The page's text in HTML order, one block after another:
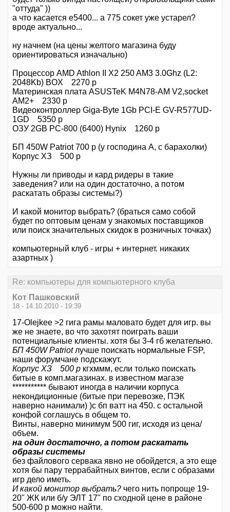
"оттуда" ))
а что касается е5400... а 775 сокет уже устарел?
вроде актуально...
ну начнем (на цены желтого магазина буду
ориентироваться изначально)
Процессор AMD Athlon II X2 250 AM3 3.0Ghz (L2:
2048Kb) BOX 2270 р
Материнская плата ASUSTeK M4N78-AM V2,socket
AM2+ 2330 р
Видеоконтроллер Giga-Byte 1Gb PCI-E GV-R577UD-
1GD 5350 р
ОЗУ 2GB PC-800 (6400) Hynix 1260 р
БП 450W Patriot 700 р (у господина А, с барахолки)
Корпус ХЗ 500 р
Нужны ли приводы и кард ридеры в такие
заведения? или на один достаточно, а потом
раскатать образы системы?)
И какой монитор выбрать? (браться само собой
будет по оптовым ценам у знакомых поставщиков
или поиск значительных скидок в розничных точках)
компьютерный клуб - игры + интернет. никаких
азартных )
Re: компьютеры для компьютерного клуба
Кот Пашковский
18 - 14.10.2010 - 19:39
17-Olejkee >2 гига рамы маловато будет для игр. вы
же не знаете, во что захотят поиграть ваши
потенциальные клиенты. хотя бы 3-4 гб желательно.
БП 450W Patriotлучше поискать нормальные FSP,
наши форумчане подскажут.
Корпус ХЗ 500 р кгхммм, если только поискать
битые в комп.магазинах. в известном магазе
*********** бывают иногда в наличии корпуса
некондиционные (битые при перевозке, ПЭК
наверно нанимали) )с бп ватт на 450. с остальной
конфой соглашусь в общем то.
Винты, наверно минимум 500 гиг, исходя из цена/
объем.
на один достаточно, а потом раскатать
образы системы
без файлового сервака явно не обойдется, а это еще
хотя бы пару террабайтных винтов, если с образами
игр дело иметь.
И какой монитор выбрать? чего нить попроще 19-
20" ЖК или б/у ЭЛТ 17" по сходной цене в районе
500-600 р можно найти.